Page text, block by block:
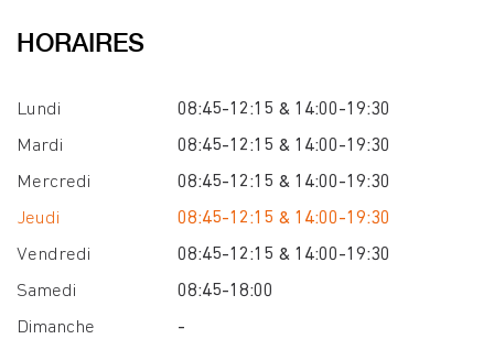
HORAIRES
Lundi
08:45-12:15 & 14:00-19:30
Mardi
08:45-12:15 & 14:00-19:30
Mercredi
08:45-12:15 & 14:00-19:30
Jeudi
08:45-12:15 & 14:00-19:30
Vendredi
08:45-12:15 & 14:00-19:30
Samedi
08:45-18:00
Dimanche
-